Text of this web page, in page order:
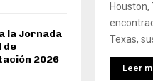
Houston,
Texas,
Leer
la Jornada
de
2026